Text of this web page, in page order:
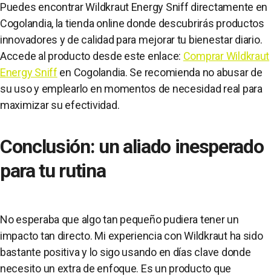
Puedes encontrar Wildkraut Energy Sniff directamente en
Cogolandia, la tienda online donde descubrirás productos
innovadores y de calidad para mejorar tu bienestar diario.
Accede al producto desde este enlace: Comprar Wildkraut
Energy Sniff en Cogolandia. Se recomienda no abusar de
su uso y emplearlo en momentos de necesidad real para
maximizar su efectividad.
Conclusión: un aliado inesperado
para tu rutina
No esperaba que algo tan pequeño pudiera tener un
impacto tan directo. Mi experiencia con Wildkraut ha sido
bastante positiva y lo sigo usando en días clave donde
necesito un extra de enfoque. Es un producto que